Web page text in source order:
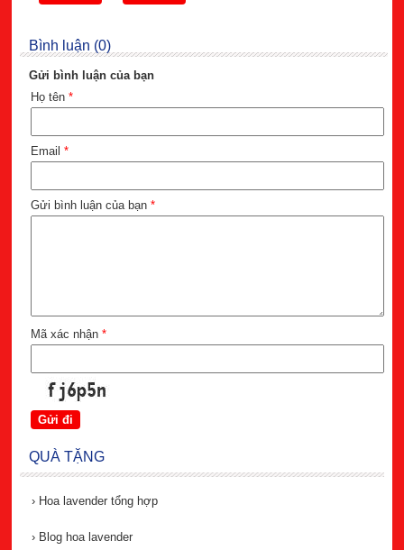
Bình luận (0)
Gửi bình luận của bạn
Họ tên *
Email *
Gửi bình luận của bạn *
Mã xác nhận *
QUÀ TẶNG
› Hoa lavender tổng hợp
› Blog hoa lavender